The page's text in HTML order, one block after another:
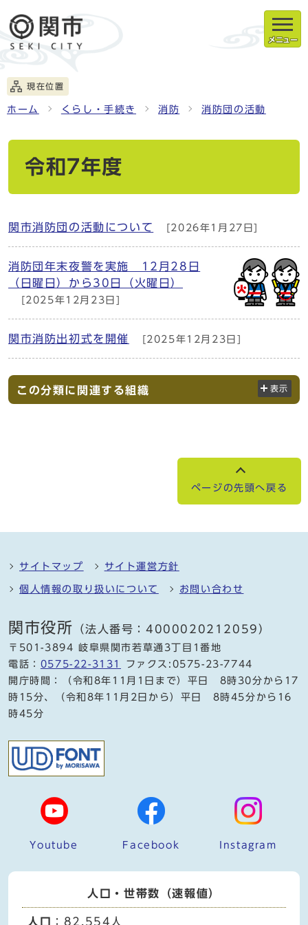
メニュー
現在位置
ホーム くらし・手続き 消防 消防団の活動
令和7年度
関市消防団の活動について [2026年1月27日]
消防団年末夜警を実施 12月28日
（日曜日）から30日（火曜日）
[2025年12月23日]
関市消防出初式を開催 [2025年12月23日]
この分類に関連する組織 表示
ページの先頭へ戻る
サイトマップ サイト運営方針
個人情報の取り扱いについて お問い合わせ
関市役所 （法人番号：4000020212059）
〒501-3894 岐阜県関市若草通3丁目1番地
電話： 0575-22-3131
ファクス:0575-23-7744
開庁時間：（令和8年11月1日まで）平日 8時30分から17
時15分、（令和8年11月2日から）平日 8時45分から16
時45分
Youtube Facebook Instagram
人口・世帯数（速報値）
人口 ：82,554人